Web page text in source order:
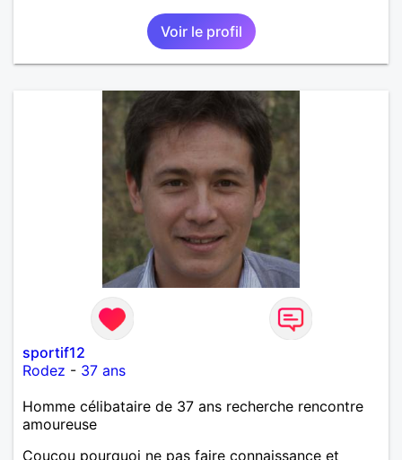
Voir le profil
sportif12
Rodez - 37 ans
Homme célibataire de 37 ans recherche rencontre
amoureuse
Coucou pourquoi ne pas faire connaissance et